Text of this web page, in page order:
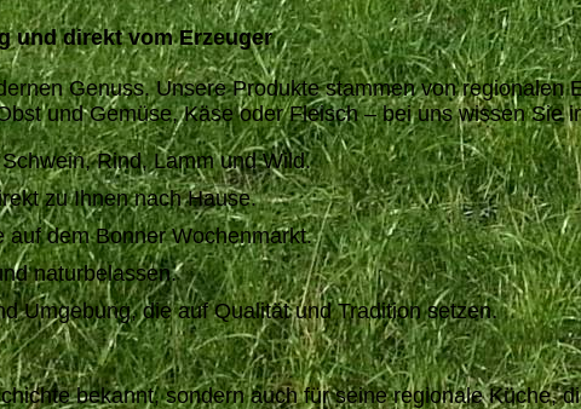
und direkt vom Erzeuger
Genuss. Unsere Produkte stammen von regionalen
und Gemüse, Käse oder Fleisch – bei uns wissen Sie
Rind, Lamm und Wild.
zu Ihnen nach Hause.
dem Bonner Wochenmarkt.
naturbelassen.
Umgebung, die auf Qualität und Tradition setzen.
bekannt, sondern auch für seine regionale Küche,